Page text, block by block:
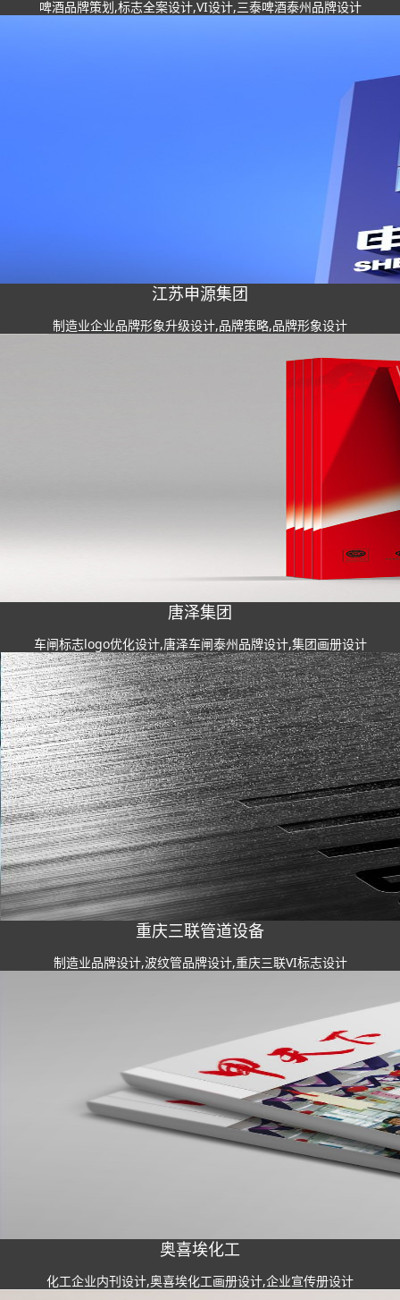
啤酒品牌策划,标志全案设计,VI设计,三泰啤酒泰州品牌设计
江苏申源集团
制造业企业品牌形象升级设计,品牌策略,品牌形象设计
唐泽集团
车闸标志logo优化设计,唐泽车闸泰州品牌设计,集团画册设计
重庆三联管道设备
制造业品牌设计,波纹管品牌设计,重庆三联VI标志设计
奥喜埃化工
化工企业内刊设计,奥喜埃化工画册设计,企业宣传册设计